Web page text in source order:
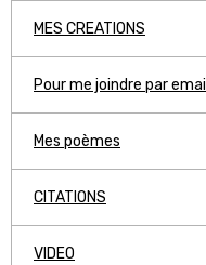
MES CREATIONS
Pour me joindre par email
Mes poèmes
CITATIONS
VIDEO